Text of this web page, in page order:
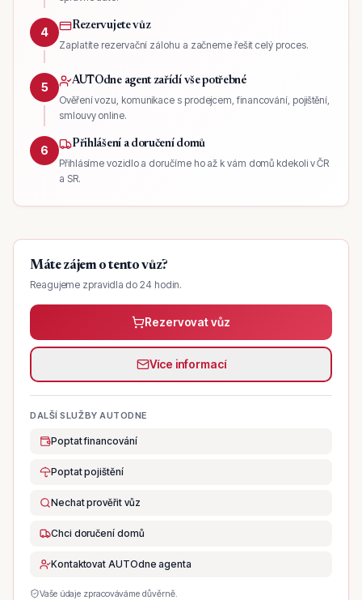
4 Rezervujete vůz
Zaplatíte rezervační zálohu a začneme řešit celý proces.
5 AUTOdne agent zařídí vše potřebné
Ověření vozu, komunikace s prodejcem, financování, pojištění,
smlouvy online.
6 Přihlášení a doručení domů
Přihlásíme vozidlo a doručíme ho až k vám domů kdekoli v ČR
a SR.
Máte zájem o tento vůz?
Reagujeme zpravidla do 24 hodin.
Rezervovat vůz
Více informací
DALŠÍ SLUŽBY AUTODNE
Poptat financování
Poptat pojištění
Nechat prověřit vůz
Chci doručení domů
Kontaktovat AUTOdne agenta
Vaše údaje zpracováváme důvěrně.